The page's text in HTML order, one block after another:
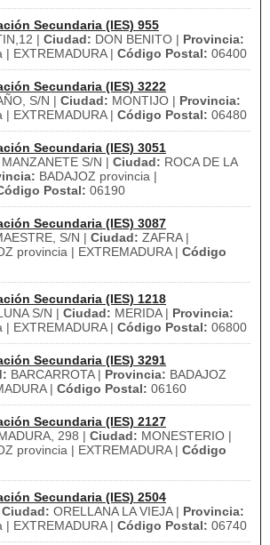
Secundaria (IES) 955
| Ciudad: DON BENITO | Provincia:
| EXTREMADURA | Código Postal: 06400
Secundaria (IES) 3222
S/N | Ciudad: MONTIJO | Provincia:
| EXTREMADURA | Código Postal: 06480
Secundaria (IES) 3051
S/N | Ciudad: ROCA DE LA
BADAJOZ provincia |
Postal: 06190
Secundaria (IES) 3087
S/N | Ciudad: ZAFRA |
provincia | EXTREMADURA | Código
Secundaria (IES) 1218
S/N | Ciudad: MERIDA | Provincia:
| EXTREMADURA | Código Postal: 06800
Secundaria (IES) 3291
BARCARROTA | Provincia: BADAJOZ
| Código Postal: 06160
Secundaria (IES) 2127
298 | Ciudad: MONESTERIO |
provincia | EXTREMADURA | Código
Secundaria (IES) 2504
Ciudad: ORELLANA LA VIEJA | Provincia:
| EXTREMADURA | Código Postal: 06740